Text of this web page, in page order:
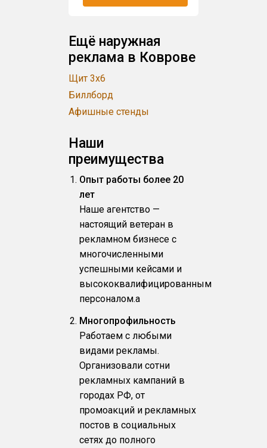
Ещё наружная
реклама в Коврове
Щит 3x6
Биллборд
Афишные стенды
Наши
преимущества
Опыт работы более 20
лет
Наше агентство —
настоящий ветеран в
рекламном бизнесе с
многочисленными
успешными кейсами и
высококвалифицированным
персоналом.a
Многопрофильность
Работаем с любыми
видами рекламы.
Организовали сотни
рекламных кампаний в
городах РФ, от
промоакций и рекламных
постов в социальных
сетях до полного